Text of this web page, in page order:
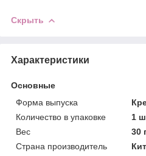
Скрыть
Характеристики
Основные
Форма выпуска
Количество в упаковке
1
Вес
30
Страна производитель